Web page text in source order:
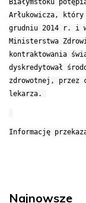
Arłukowicza,
grudniu 2014 r. i
Ministerstwa
kontraktowania
dyskredytował
zdrowotnej, przez
lekarza.
Informację
Najnowsze